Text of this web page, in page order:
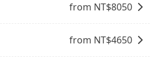
from NT$8050
from NT$4650